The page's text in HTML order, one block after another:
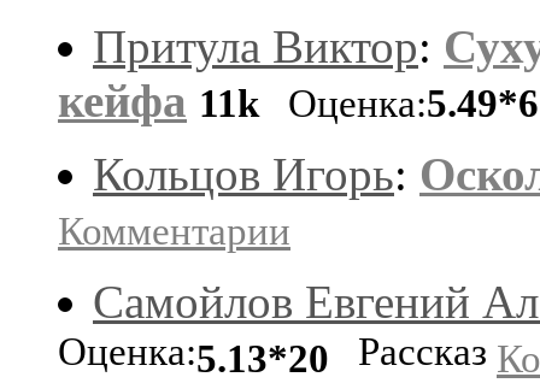
Притула Виктор:
кейфа 11k Оценка:5.49*6
Кольцов Игорь:
Комментарии
Самойлов Евгений
Оценка:5.13*20 Рассказ